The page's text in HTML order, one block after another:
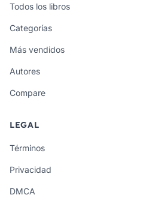
Todos los libros
Categorías
Más vendidos
Autores
Compare
LEGAL
Términos
Privacidad
DMCA